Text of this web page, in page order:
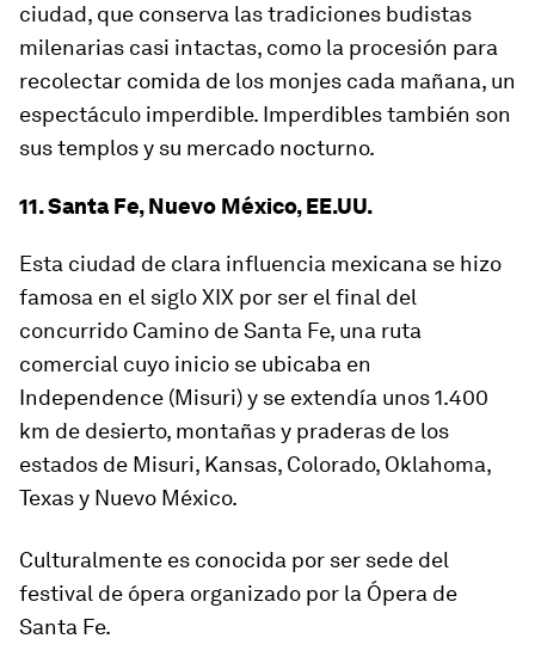
ciudad, que conserva las tradiciones budistas
milenarias casi intactas, como la procesión para
recolectar comida de los monjes cada mañana, un
espectáculo imperdible. Imperdibles también son
sus templos y su mercado nocturno.
11. Santa Fe, Nuevo México, EE.UU.
Esta ciudad de clara influencia mexicana se hizo
famosa en el siglo XIX por ser el final del
concurrido Camino de Santa Fe, una ruta
comercial cuyo inicio se ubicaba en
Independence (Misuri) y se extendía unos 1.400
km de desierto, montañas y praderas de los
estados de Misuri, Kansas, Colorado, Oklahoma,
Texas y Nuevo México.
Culturalmente es conocida por ser sede del
festival de ópera organizado por la Ópera de
Santa Fe.